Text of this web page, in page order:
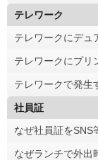
テレワーク
テレワークにデュ
テレワークにプリ
テレワークで発生
社員証
なぜ社員証をSNS
なぜランチで外出